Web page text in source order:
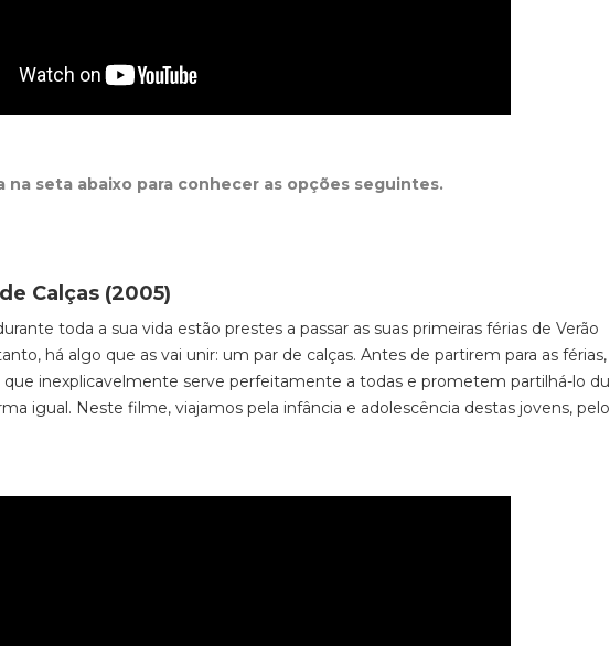
na seta abaixo para conhecer as opções seguintes.
Calças (2005)
toda a sua vida estão prestes a passar as suas primeiras férias de Verão
há algo que as vai unir: um par de calças. Antes de partirem para as
que inexplicavelmente serve perfeitamente a todas e prometem partilhá-lo
igual. Neste filme, viajamos pela infância e adolescência destas jovens,